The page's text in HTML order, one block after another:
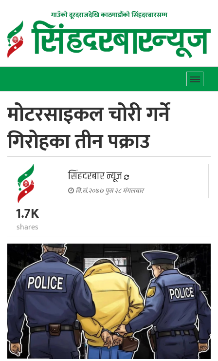
गाउँको दूरदराजदेखि काठमाडौंको सिंहदरबारसम्म
मोटरसाइकल चोरी गर्ने
गिरोहका तीन पक्राउ
सिंहदरबार न्यूज
वि.सं.२०७७ पुस २८ मंगलवार
1.7K
shares